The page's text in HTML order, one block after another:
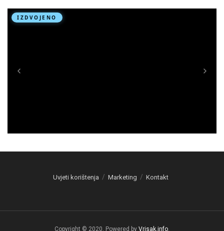
Uvjeti korištenja Marketing Kontakt
Copyright © 2020. Powered by Vrisak.info